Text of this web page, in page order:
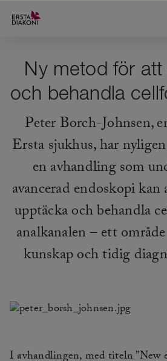
Ny metod för
och behandla
Peter Borch-Johnsen,
Ersta sjukhus, har
en avhandling som
avancerad endoskopi
upptäcka och behandla
analkanalen – ett
kunskap och tidig